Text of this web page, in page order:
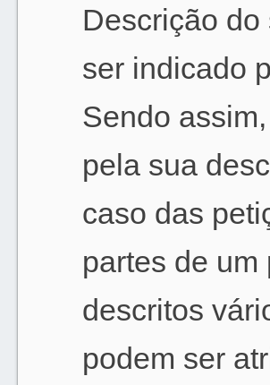
Descrição
ser indicado
Sendo
pela sua
caso das
partes de um
descritos
podem ser